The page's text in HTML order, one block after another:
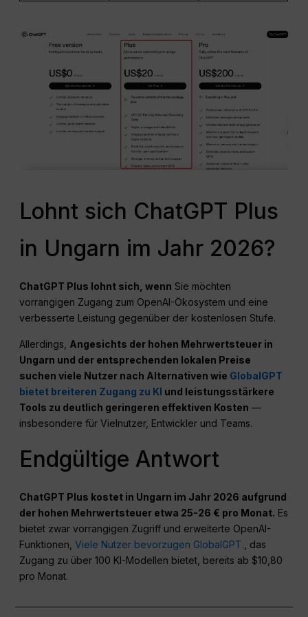
Lohnt sich ChatGPT Plus
in Ungarn im Jahr 2026?
ChatGPT Plus lohnt sich, wenn Sie möchten
vorrangigen Zugang zum OpenAI-Ökosystem und eine
verbesserte Leistung gegenüber der kostenlosen Stufe.
Allerdings, Angesichts der hohen Mehrwertsteuer in
Ungarn und der entsprechenden lokalen Preise
suchen viele Nutzer nach Alternativen wie GlobalGPT
bietet breiteren Zugang zu KI und leistungsstärkere
Tools zu deutlich geringeren effektiven Kosten —
insbesondere für Vielnutzer, Entwickler und Teams.
Endgültige Antwort
ChatGPT Plus kostet in Ungarn im Jahr 2026 aufgrund
der hohen Mehrwertsteuer etwa 25-26 € pro Monat. Es
bietet zwar vorrangigen Zugriff und erweiterte OpenAI-
Funktionen,Viele Nutzer bevorzugen GlobalGPT. , das
Zugang zu über 100 KI-Modellen bietet, bereits ab $10,80
pro Monat.